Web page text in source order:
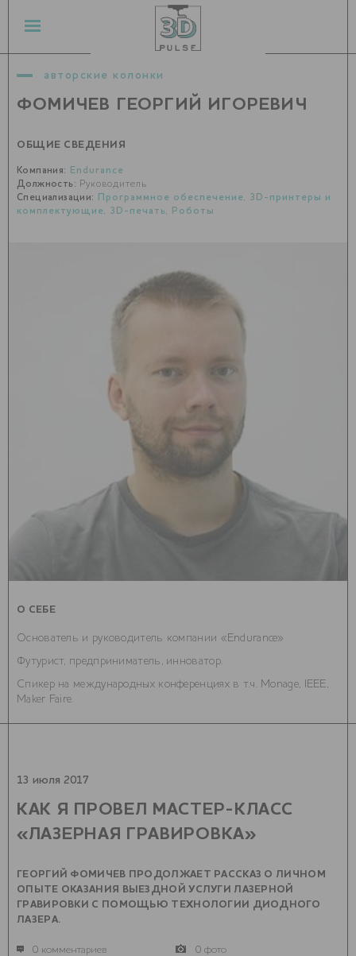
авторские колонки
ФОМИЧЕВ ГЕОРГИЙ ИГОРЕВИЧ
ОБЩИЕ СВЕДЕНИЯ
Компания:
Endurance
Должность: Руководитель
Специализации:
Программное обеспечение, 3D-принтеры и
комплектующие, 3D-печать, Роботы
О СЕБЕ
Основатель и руководитель компании «Endurance»
Футурист, предприниматель, инноватор.
Спикер на международных конференциях в т.ч. Monage, IEEE,
Maker Faire.
13 июля 2017
КАК Я ПРОВЕЛ МАСТЕР-КЛАСС
«ЛАЗЕРНАЯ ГРАВИРОВКА»
ГЕОРГИЙ ФОМИЧЕВ ПРОДОЛЖАЕТ РАССКАЗ О ЛИЧНОМ
ОПЫТЕ ОКАЗАНИЯ ВЫЕЗДНОЙ УСЛУГИ ЛАЗЕРНОЙ
ГРАВИРОВКИ С ПОМОЩЬЮ ТЕХНОЛОГИИ ДИОДНОГО
ЛАЗЕРА.
0 комментариев 0 фото